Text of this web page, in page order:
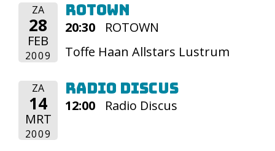
ZA
28
FEB
2009
ROTOWN
20:30
ROTOWN
Toffe Haan Allstars Lustrum
ZA
14
MRT
2009
Radio Discus
12:00 Radio Discus